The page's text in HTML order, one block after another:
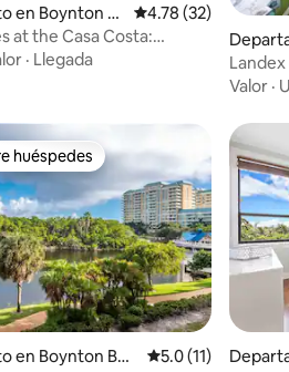
de 5; 21 evaluaciones
en Boynton B
Calificación
4.78 (32)
at the Casa Costa:
· Llegada
ach
Valor ·
huéspedes
huéspedes
en Boynton Bea
Calificación
5.0 (11)